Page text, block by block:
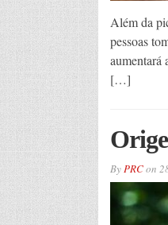
Além da
pessoas
aumentará
[…]
ByPRCon